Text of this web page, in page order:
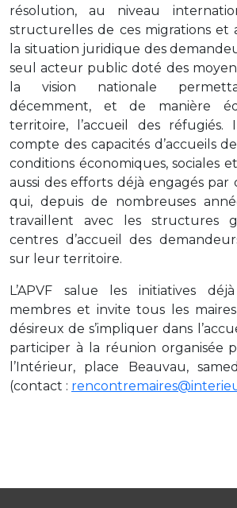
résolution, au niveau
structurelles de ces migrations et
la situation juridique des
seul acteur public doté des
la vision nationale
décemment, et de manière
territoire, l’accueil des réfugiés.
compte des capacités d’accueils
conditions économiques, sociales
aussi des efforts déjà engagés par
qui, depuis de nombreuses
travaillent avec les structures
centres d’accueil des
sur leur territoire.
L’APVF salue les initiatives
membres et invite tous les
désireux de s’impliquer dans
participer à la réunion organisée
l’Intérieur, place Beauvau,
(contact :